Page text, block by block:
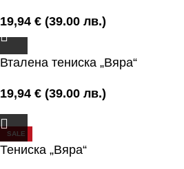
19,94 € (39.00 лв.)
Вталена тениска „Вяра“
19,94 € (39.00 лв.)
SALE
Тениска „Вяра“